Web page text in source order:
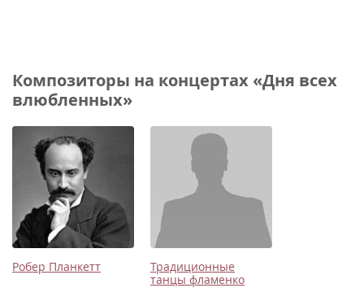
Композиторы на концертах «Дня всех
влюбленных»
Робер Планкетт
Традиционные
танцы фламенко